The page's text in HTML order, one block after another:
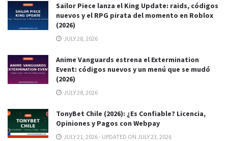
Sailor Piece lanza el King Update: raids, códigos
nuevos y el RPG pirata del momento en Roblox
(2026)
JULY 28, 2026
Anime Vanguards estrena el Extermination
Event: códigos nuevos y un menú que se mudó
(2026)
JULY 28, 2026
TonyBet Chile (2026): ¿Es Confiable? Licencia,
Opiniones y Pagos con Webpay
JULY 21, 2026 - UPDATED ON JULY 23, 2026